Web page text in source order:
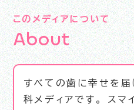
このメディアについて
About
すべての歯に幸せを届
科メディアです。 スマ